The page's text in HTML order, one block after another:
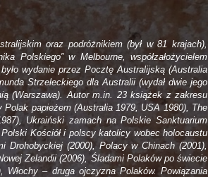
oraz podróżnikiem (był w 81 krajach),
Polskiego” w Melbourne, współzałożycielem
wydanie przez Pocztę Australijską (Australia
Strzeleckiego dla Australii (wydał dwie jego
(Warszawa). Autor m.in. 23 książek z zakresu
papieżem (Australia 1979, USA 1980), The
Ukraiński zamach na Polskie Sanktuarium
Kościół i polscy katolicy wobec holocaustu
Drohobyckiej (2000), Polacy w Chinach (2001),
Zelandii (2006), Śladami Polaków po świecie
– druga ojczyzna Polaków. Powiązania